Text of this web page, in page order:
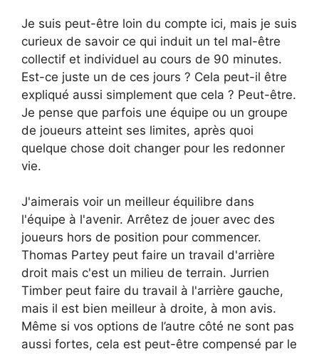
Je suis peut-être loin du compte ici, mais je suis
curieux de savoir ce qui induit un tel mal-être
collectif et individuel au cours de 90 minutes.
Est-ce juste un de ces jours ? Cela peut-il être
expliqué aussi simplement que cela ? Peut-être.
Je pense que parfois une équipe ou un groupe
de joueurs atteint ses limites, après quoi
quelque chose doit changer pour les redonner
vie.
J'aimerais voir un meilleur équilibre dans
l'équipe à l'avenir. Arrêtez de jouer avec des
joueurs hors de position pour commencer.
Thomas Partey peut faire un travail d'arrière
droit mais c'est un milieu de terrain. Jurrien
Timber peut faire du travail à l'arrière gauche,
mais il est bien meilleur à droite, à mon avis.
Même si vos options de l’autre côté ne sont pas
aussi fortes, cela est peut-être compensé par le